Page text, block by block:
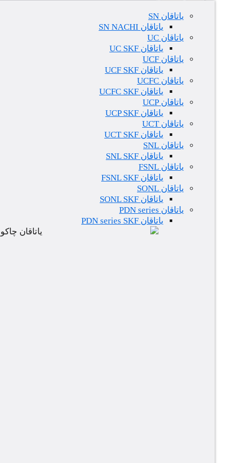
یاتاقان SN
یاتاقان SN NACHI
یاتاقان UC
یاتاقان UC SKF
یاتاقان UCF
یاتاقان UCF SKF
یاتاقان UCFC
یاتاقان UCFC SKF
یاتاقان UCP
یاتاقان UCP SKF
یاتاقان UCT
یاتاقان UCT SKF
یاتاقان SNL
یاتاقان SNL SKF
یاتاقان FSNL
یاتاقان FSNL SKF
یاتاقان SONL
یاتاقان SONL SKF
یاتاقان PDN series
یاتاقان PDN series SKF